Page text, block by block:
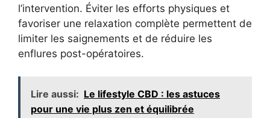
l’intervention. Éviter les efforts physiques et
favoriser une relaxation complète permettent de
limiter les saignements et de réduire les
enflures post-opératoires.
Lire aussi: Le lifestyle CBD : les astuces
pour une vie plus zen et équilibrée